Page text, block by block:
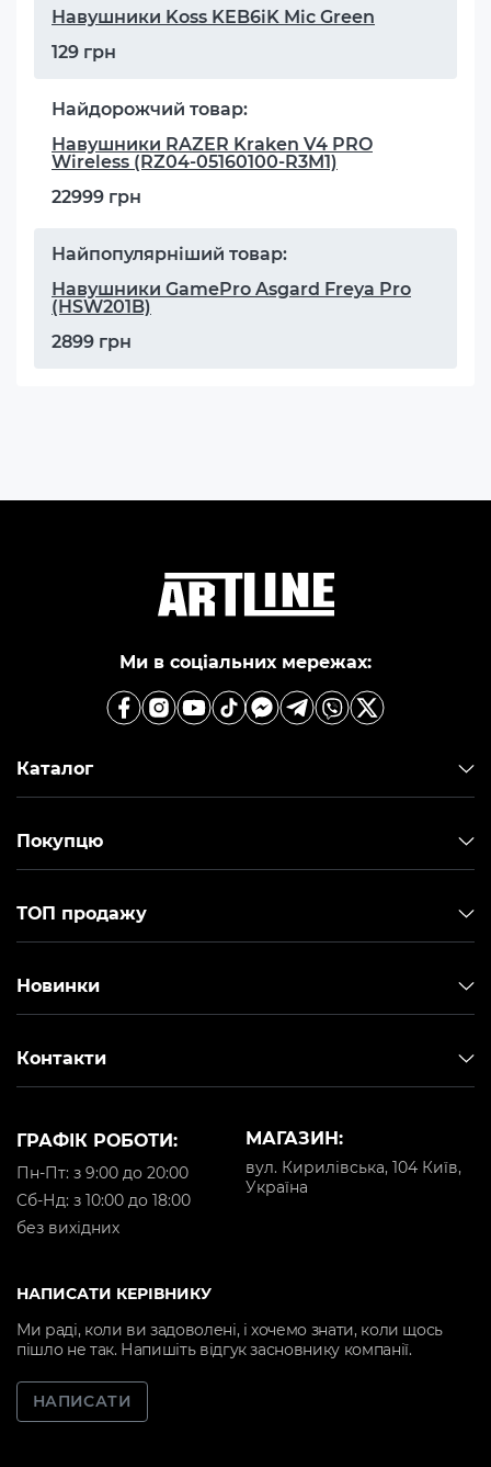
Навушники Koss KEB6iK Mic Green
129 грн
Найдорожчий товар:
Навушники RAZER Kraken V4 PRO
Wireless (RZ04-05160100-R3M1)
22999 грн
Найпопулярніший товар:
Навушники GamePro Asgard Freya Pro
(HSW201B)
2899 грн
Ми в соціальних мережах:
Каталог
Покупцю
ТОП продажу
Новинки
Контакти
МАГАЗИН:
вул. Кирилівська, 104 Київ,
Україна
ГРАФІК РОБОТИ:
Пн-Пт: з 9:00 до 20:00
Cб-Нд: з 10:00 до 18:00
без вихідних
НАПИСАТИ КЕРІВНИКУ
Ми раді, коли ви задоволені, і хочемо знати, коли щось
пішло не так. Напишіть відгук засновнику компанії.
НАПИСАТИ